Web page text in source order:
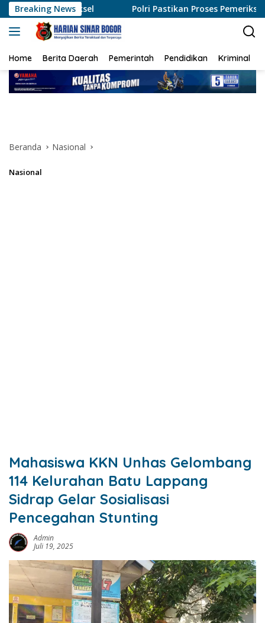
Langsung
ke
konten
Breaking NewsPolri Pastikan Proses Pemeriksaan Personel di
Home Berita Daerah Pemerintah Pendidikan Kriminal
Beranda Nasional
Nasional
Mahasiswa KKN Unhas Gelombang
114 Kelurahan Batu Lappang
Sidrap Gelar Sosialisasi
Pencegahan Stunting
Admin
Juli 19, 2025